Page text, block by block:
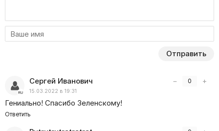
Отправить
− 0 +
Сергей Иванович
15.03.2022 в 19:31
Гениально! Спасибо Зеленскому!
Ответить